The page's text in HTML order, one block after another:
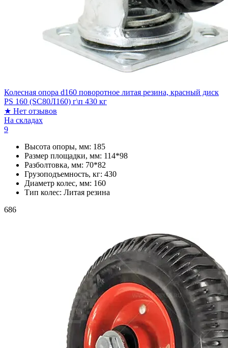
Колесная опора d160 поворотное литая резина, красный диск
PS 160 (SC80Л160) г\п 430 кг
★ Нет отзывов
На складах
9
Высота опоры, мм: 185
Размер площадки, мм: 114*98
Разболтовка, мм: 70*82
Грузоподъемность, кг: 430
Диаметр колес, мм: 160
Тип колес: Литая резина
686